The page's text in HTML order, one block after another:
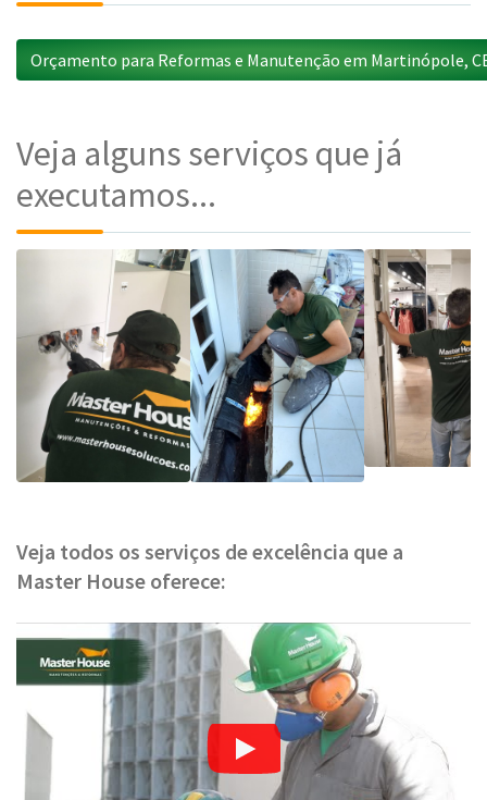
Orçamento para Reformas e Manutenção em Martinópole,
Veja alguns serviços que já
executamos...
Veja todos os serviços de excelência que a
Master House oferece: